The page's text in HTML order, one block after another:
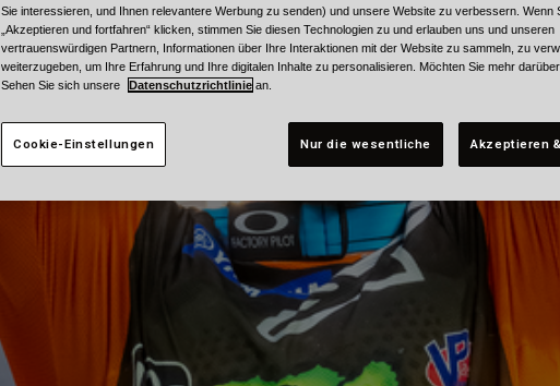
Sie interessieren, und Ihnen relevantere Werbung zu senden) und unsere Website zu verbessern. Wenn
„Akzeptieren und fortfahren“ klicken, stimmen Sie diesen Technologien zu und erlauben uns und unseren
vertrauenswürdigen Partnern, Informationen über Ihre Interaktionen mit der Website zu sammeln, zu
weiterzugeben, um Ihre Erfahrung und Ihre digitalen Inhalte zu personalisieren. Möchten Sie mehr
Sehen Sie sich unsere
Datenschutzrichtlinie an.
Cookie-Einstellungen Nur die wesentliche Akzeptieren